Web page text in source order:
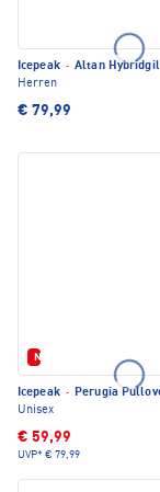
Icepeak · Altan
Herren
€ 79,99
Neu
Icepeak · Perugia
Unisex
€ 59,99
UVP* € 79,99